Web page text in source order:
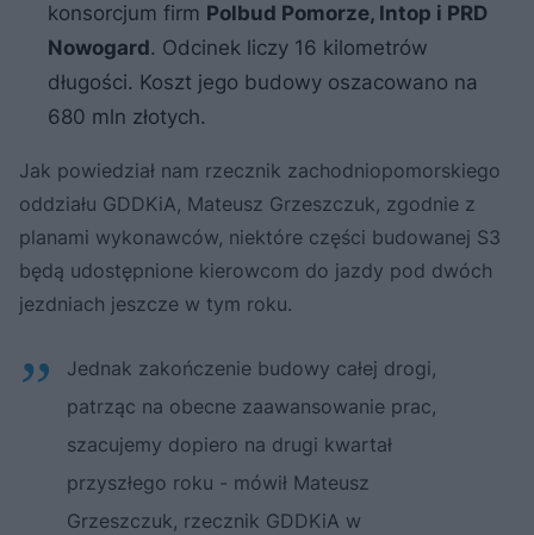
konsorcjum firm Polbud Pomorze, Intop i PRD
Nowogard. Odcinek liczy 16 kilometrów
długości. Koszt jego budowy oszacowano na
680 mln złotych.
Jak powiedział nam rzecznik zachodniopomorskiego
oddziału GDDKiA, Mateusz Grzeszczuk, zgodnie z
planami wykonawców, niektóre części budowanej S3
będą udostępnione kierowcom do jazdy pod dwóch
jezdniach jeszcze w tym roku.
Jednak zakończenie budowy całej drogi,
patrząc na obecne zaawansowanie prac,
szacujemy dopiero na drugi kwartał
przyszłego roku - mówił Mateusz
Grzeszczuk, rzecznik GDDKiA w